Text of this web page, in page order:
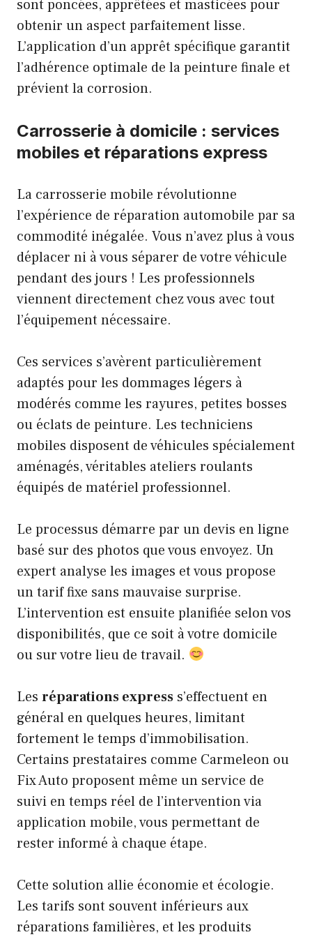
sont poncées, apprêtées et masticées pour
obtenir un aspect parfaitement lisse.
L’application d’un apprêt spécifique garantit
l’adhérence optimale de la peinture finale et
prévient la corrosion.
Carrosserie à domicile : services
mobiles et réparations express
La carrosserie mobile révolutionne
l’expérience de réparation automobile par sa
commodité inégalée. Vous n’avez plus à vous
déplacer ni à vous séparer de votre véhicule
pendant des jours ! Les professionnels
viennent directement chez vous avec tout
l’équipement nécessaire.
Ces services s’avèrent particulièrement
adaptés pour les dommages légers à
modérés comme les rayures, petites bosses
ou éclats de peinture. Les techniciens
mobiles disposent de véhicules spécialement
aménagés, véritables ateliers roulants
équipés de matériel professionnel.
Le processus démarre par un devis en ligne
basé sur des photos que vous envoyez. Un
expert analyse les images et vous propose
un tarif fixe sans mauvaise surprise.
L’intervention est ensuite planifiée selon vos
disponibilités, que ce soit à votre domicile
ou sur votre lieu de travail.
Les réparations express s’effectuent en
général en quelques heures, limitant
fortement le temps d’immobilisation.
Certains prestataires comme Carmeleon ou
Fix Auto proposent même un service de
suivi en temps réel de l’intervention via
application mobile, vous permettant de
rester informé à chaque étape.
Cette solution allie économie et écologie.
Les tarifs sont souvent inférieurs aux
réparations familières, et les produits